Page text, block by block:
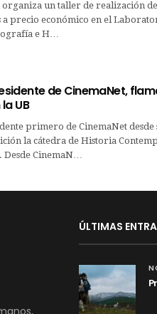
organiza un taller de realización de
precio económico en el
e H…
de CinemaNet,
UB
primero de CinemaNet desde
la cátedra de Historia
CinemaN…
ÚLTIMAS